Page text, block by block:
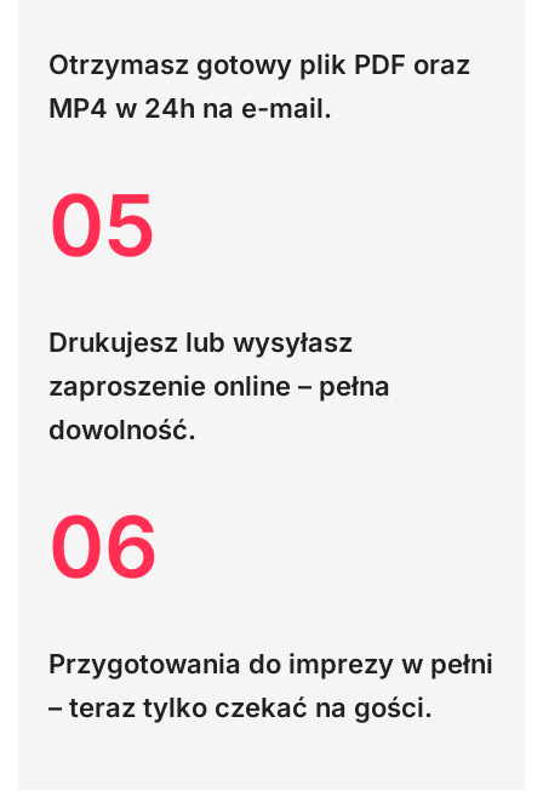
Otrzymasz gotowy plik PDF oraz
MP4 w 24h na e-mail.
05
Drukujesz lub wysyłasz
zaproszenie online – pełna
dowolność.
06
Przygotowania do imprezy w pełni
– teraz tylko czekać na gości.